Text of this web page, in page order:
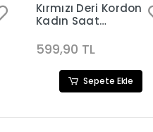
Kırmızı Deri Kordon
Kadın Saat
599,90 TL
Sepete Ekle